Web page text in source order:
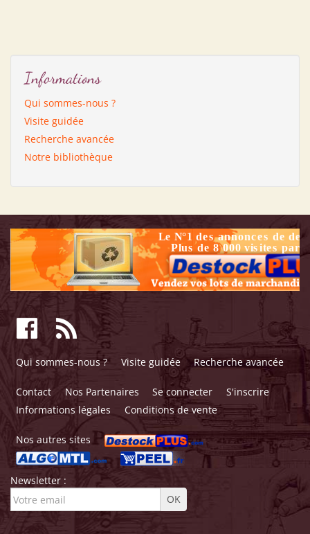
Informations
Qui sommes-nous ?
Visite guidée
Recherche avancée
Notre bibliothèque
Qui sommes-nous ? Visite guidée Recherche avancée
Contact Nos Partenaires Se connecter
S'inscrire
Informations légales
Conditions de vente
Nos autres sites
Newsletter :